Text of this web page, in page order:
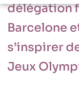
délégation
Barcelone
s’inspirer
Jeux